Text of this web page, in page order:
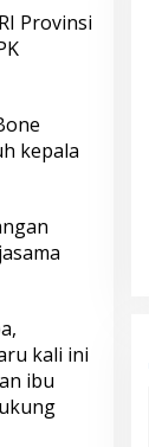
Provinsi
kepala
kali ini
ibu